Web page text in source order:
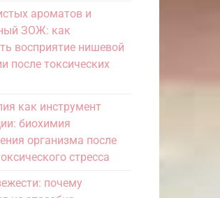
ароматов и
ЗОЖ: как
восприятие нишевой
после токсических
как инструмент
биохимия
организма после
стресса
почему